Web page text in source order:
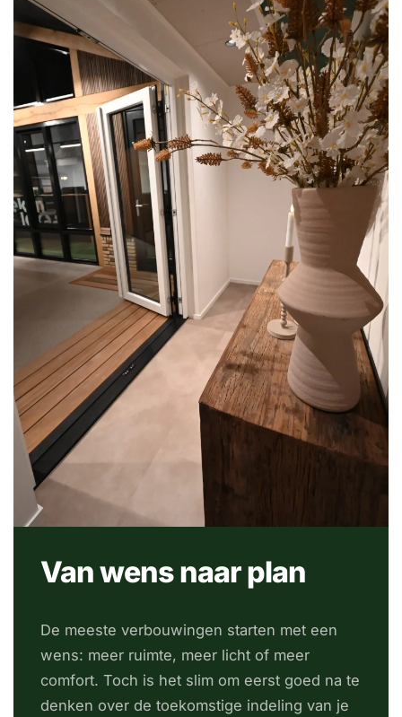
Van wens naar plan
De meeste verbouwingen starten met een
wens: meer ruimte, meer licht of meer
comfort. Toch is het slim om eerst goed na te
denken over de toekomstige indeling van je